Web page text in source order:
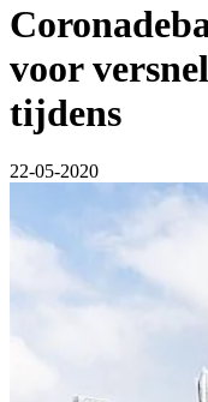
voor
tijdens
22-05-2020